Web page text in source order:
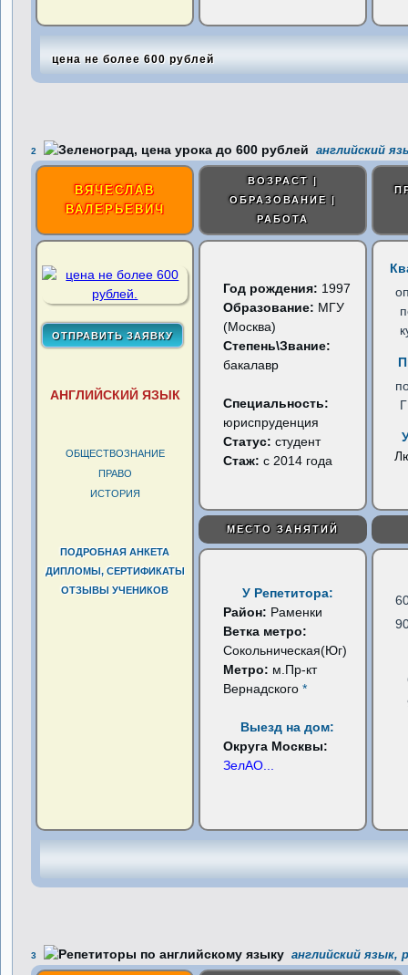
цена не более 600 рублей
2 английский
ВЯЧЕСЛАВ
ВАЛЕРЬЕВИЧ
ВОЗРАСТ |
ОБРАЗОВАНИЕ |
РАБОТА
АНГЛИЙСКИЙ ЯЗЫК
ОБЩЕСТВОЗНАНИЕ
ПРАВО
ИСТОРИЯ
ПОДРОБНАЯ АНКЕТА
ДИПЛОМЫ, СЕРТИФИКАТЫ
ОТЗЫВЫ УЧЕНИКОВ
Год рождения: 1997
Образование: МГУ
(Москва)
Степень\Звание:
бакалавр
Специальность:
юриспруденция
Статус:студент
Стаж: с 2014 года
МЕСТО ЗАНЯТИЙ
У Репетитора:
Район: Раменки
Ветка метро:
Сокольническая(Юг)
Метро: м.Пр-кт
Вернадского*
Выезд на дом:
Округа Москвы:
ЗелАО
3 английский язык,